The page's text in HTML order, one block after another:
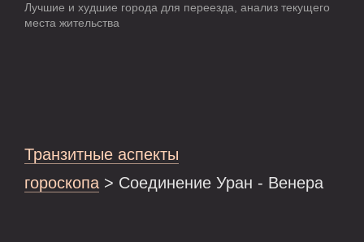
Лучшие и худшие города для переезда, анализ текущего
места жительства
Транзитные аспекты
гороскопа > Соединение Уран - Венера